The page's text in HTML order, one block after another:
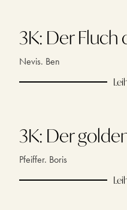
3K: Der Fluch
Nevis. Ben
3K: Der
Pfeiffer. Boris